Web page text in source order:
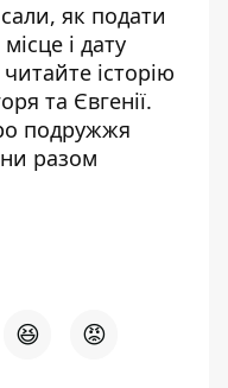
як подати
і дату
історію
та Євгенії.
подружжя
разом
😆 😡